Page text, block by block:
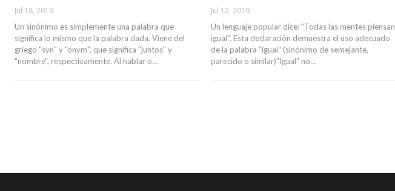
Jul 18, 2019
Un sinónimo es simplemente una palabra que
significa lo mismo que la palabra dada. Viene del
griego "syn" y "onym", que significa "juntos" y
"nombre", respectivamente. Al hablar o…
Jul 12, 2019
Un lenguaje popular dice: "Todas las mentes piensan
igual". Esta declaración demuestra el uso adecuado
de la palabra “igual” (sinónimo de semejante,
parecido o similar)"Igual" no…